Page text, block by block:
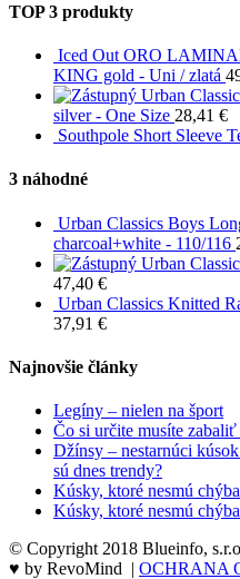
TOP 3 produkty
Iced Out ORO
KING gold - Uni / zlatá
Urban
silver - One Size 28,41 €
Southpole Short Sleeve
3 náhodné
Urban Classics Boys
charcoal+white - 110/116
Urban
47,40 €
Urban Classics Knitted
37,91 €
Najnovšie články
Legíny – nielen na šport
Čo si určite musíte
Džínsy – nestarnúci
sú dnes trendy?
Kúsky, ktoré nesmú
Kúsky, ktoré nesmú
© Copyright 2018 Blueinfo,
♥ by RevoMind | OCHRANA